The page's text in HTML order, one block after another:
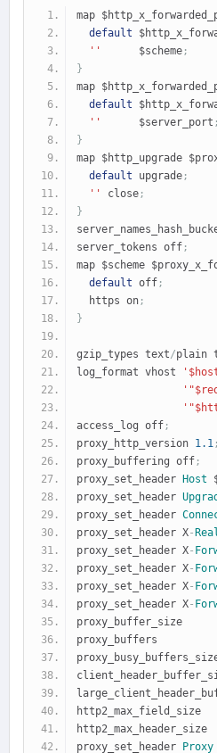
map
default
''
$scheme ;
}
map
default
''
$server_port ;
}
map $http_upgrade
default upgrade ;
''
close ;
}
server_tokens off ;
map $scheme
default off ;
https on ;
}
gzip_types text/plain
log_format vhost
access_log off ;
proxy_http_version 1.1 ;
proxy_buffering off ;
proxy_set_header
Host
proxy_set_header
proxy_set_header
proxy_set_header X-
proxy_set_header X-
proxy_set_header X-
proxy_set_header X-
proxy_set_header X-
proxy_set_header
Proxy